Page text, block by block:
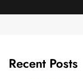
Recent Posts